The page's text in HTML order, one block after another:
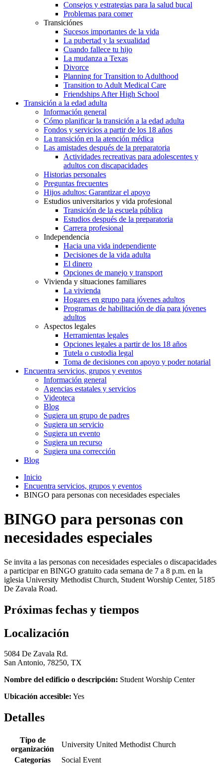
Consejos y estrategias para la salud bucal
Problemas para comer
Transiciónes
Sucesos importantes de la vida
La pubertad y la sexualidad
Cuando fallece tu hijo
La mudanza a Texas
Divorce
Planning for Transition to Adulthood
Transition to Adult Medical Care
Friendships After High School
Transición a la edad adulta
Información general
Cómo planificar la transición a la edad adulta
Fondos y servicios a partir de los 18 años
La transición en la atención médica
Las amistades después de la preparatoria
Actividades recreativas para adolescentes y
adultos con discapacidades
Historias personales
Preguntas frecuentes
Hijos adultos: Garantizar el apoyo
Estudios universitarios y vida profesional
Transición de la escuela pública
Estudios después de la preparatoria
Carrera profesional
Independencia
Hacia una vida independiente
Decisiones de la vida adulta
El dinero
Opciones de manejo y transport
Vivienda y situaciones familiares
La vivienda
Hogares en grupo para jóvenes adultos
Programas de habilitación de día para jóvenes
adultos
Aspectos legales
Herramientas legales
Opciones legales a partir de los 18 años
Tutela o custodia legal
Toma de decisiones con apoyo y poder notarial
Encuentra servicios, grupos y eventos
Información general
Agencias estatales y servicios
Videoteca
Blog
Sugiera un grupo de padres
Sugiera un servicio
Sugiera un evento
Sugiera un recurso
Sugiera una corrección
Blog
Inicio
Encuentra servicios, grupos y eventos
BINGO para personas con necesidades especiales
BINGO para personas con
necesidades especiales
Se invita a las personas con necesidades especiales o discapacidades
a participar en BINGO gratuito cada semana de 7 a 8 p.m. en la
iglesia University Methodist Church, Student Worship Center, 5185
De Zavala Road.
Próximas fechas y tiempos
Localización
5084 De Zavala Rd.
San Antonio, 78250, TX
Nombre del edificio o descripción: Student Worship Center
Ubicación accesible: Yes
Detalles
Tipo de
organización
University United Methodist Church
Categorías
Social Event